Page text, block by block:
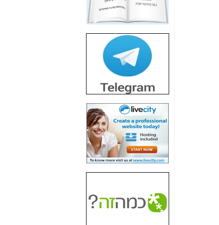
חשיפת חשד לשחיתות
הדומה לזו של "תיק
הסלולר -
חשיפת מה שלא
רוצים שתדעו בעניין
פריסת אנלימיטד
(בניחוח בלתי נסבל) -
כאן
חשיפה: איוב קרא
אישר לקבוצת סלקום
בדיוק מה שביבי אישר
כאן
האם השר איוב קרא
היה צריך בכלל לחתום
על האישור, שנתן
האם ביבי וקרא קבלו
בכלל תמורה עבור